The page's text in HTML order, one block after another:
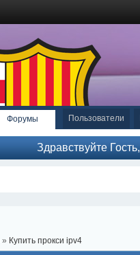
Форумы Пользователи
Здравствуйте
» Купить прокси ipv4